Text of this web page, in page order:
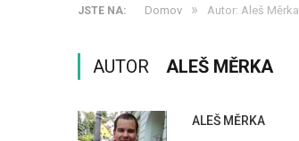
JSTE NA: Domov » Autor: Aleš Měrka
AUTOR ALEŠ MĚRKA
ALEŠ MĚRKA